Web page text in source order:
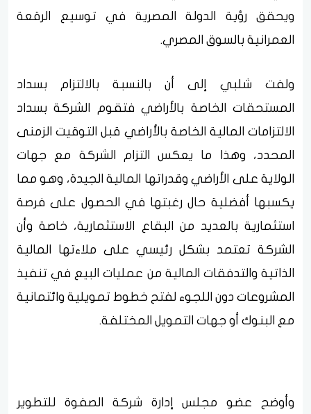
ويحقق رؤية الدولة المصرية في توسيع الرقعة
العمرانية بالسوق المصري.
ولفت شلبي إلى أن بالنسبة بالالتزام بسداد
المستحقات الخاصة بالأراضي فتقوم الشركة بسداد
الالتزامات المالية الخاصة بالأراضي قبل التوقيت الزمنى
المحدد، وهذا ما يعكس التزام الشركة مع جهات
الولاية على الأراضي وقدراتها المالية الجيدة، وهو مما
يكسبها أفضلية حال رغبتها في الحصول على فرصة
استثمارية بالعديد من البقاع الاستثمارية، خاصة وأن
الشركة تعتمد بشكل رئيسي على ملاءتها المالية
الذاتية والتدفقات المالية من عمليات البيع في تنفيذ
المشروعات دون اللجوء لفتح خطوط تمويلية وائتمانية
مع البنوك أو جهات التمويل المختلفة.
وأوضح عضو مجلس إدارة شركة الصفوة للتطوير